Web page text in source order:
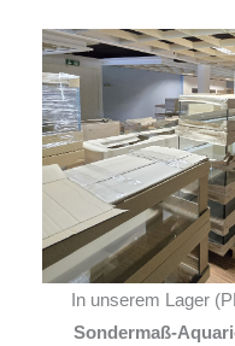
In unserem Lager
Sondermaß-